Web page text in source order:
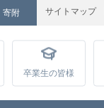
サイトマップ
寄附
卒業生の皆様